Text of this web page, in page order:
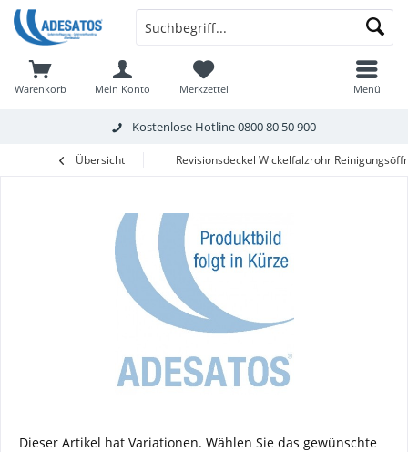
Kostenlose Hotline0800 80 50 900
Warenkorb Merkzettel
Mein Konto Menü
Übersicht Revisionsdeckel Wickelfalzrohr
Dieser Artikel hat Variationen. Wählen Sie das gewünschte